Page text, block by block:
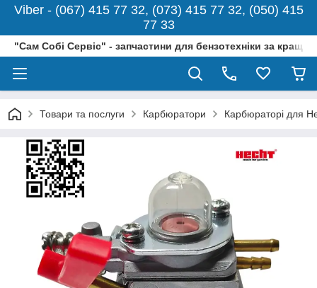
Viber - (067) 415 77 32, (073) 415 77 32, (050) 415
77 33
"Сам Собі Сервіс" - запчастини для бензотехніки за
Товари та послуги Карбюратори Карбюраторі для